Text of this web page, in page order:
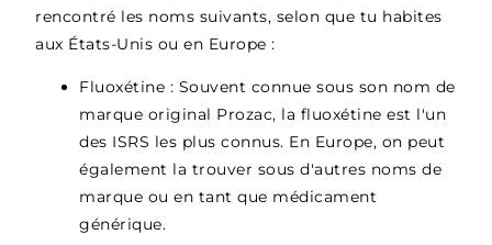
rencontré les noms suivants, selon que tu habites
aux États-Unis ou en Europe :
Fluoxétine : Souvent connue sous son nom de
marque original Prozac, la fluoxétine est l'un
des ISRS les plus connus. En Europe, on peut
également la trouver sous d'autres noms de
marque ou en tant que médicament
générique.